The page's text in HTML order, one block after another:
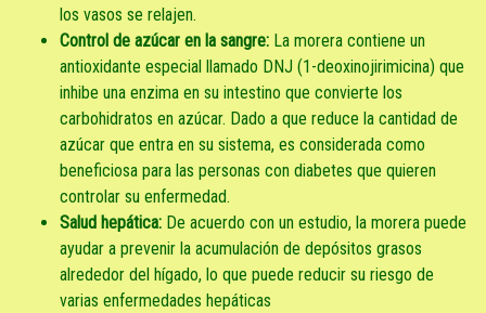
los vasos se relajen.
Control de azúcar en la sangre: La morera contiene un
antioxidante especial llamado DNJ (1-deoxinojirimicina) que
inhibe una enzima en su intestino que convierte los
carbohidratos en azúcar. Dado a que reduce la cantidad de
azúcar que entra en su sistema, es considerada como
beneficiosa para las personas con diabetes que quieren
controlar su enfermedad.
Salud hepática: De acuerdo con un estudio, la morera puede
ayudar a prevenir la acumulación de depósitos grasos
alrededor del hígado, lo que puede reducir su riesgo de
varias enfermedades hepáticas